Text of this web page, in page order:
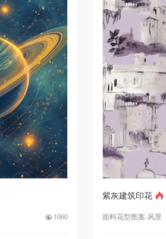
1060
紫灰建筑印花
面料花型图案-风景